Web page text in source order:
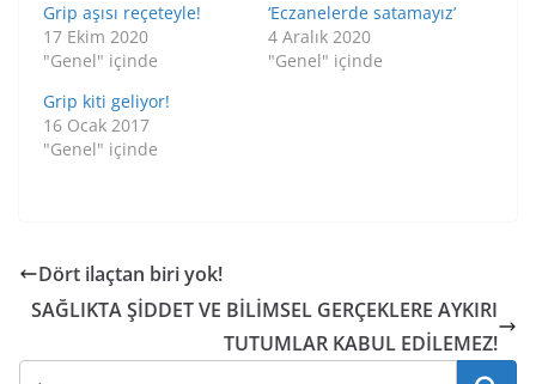
Grip aşısı reçeteyle!
17 Ekim 2020
"Genel" içinde
‘Eczanelerde satamayız’
4 Aralık 2020
"Genel" içinde
Grip kiti geliyor!
16 Ocak 2017
"Genel" içinde
Dört ilaçtan biri yok!
SAĞLIKTA ŞİDDET VE BİLİMSEL GERÇEKLERE AYKIRI
TUTUMLAR KABUL EDİLEMEZ!